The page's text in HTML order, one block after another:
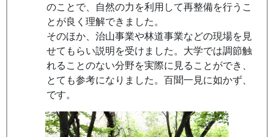
のことで、自然の力を利用して再整備を行うこ
とが良く理解できました。
そのほか、治山事業や林道事業などの現場を見
せてもらい説明を受けました。大学では調節触
れることのない分野を実際に見ることができ、
とても参考になりました。百聞一見に如かず、
です。